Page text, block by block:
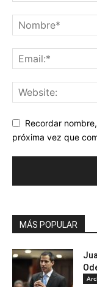
Recordar
próxima vez que
MÁS POPULAR